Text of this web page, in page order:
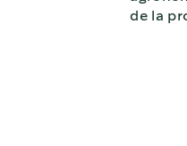
de la